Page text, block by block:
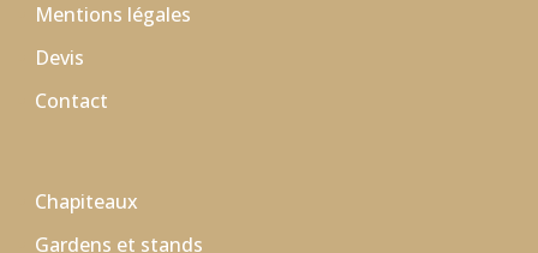
Mentions légales
Devis
Contact
Chapiteaux
Gardens et stands